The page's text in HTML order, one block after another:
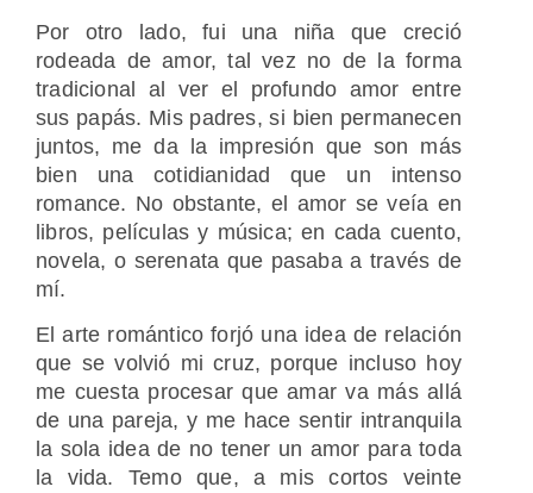
Por otro lado, fui una niña que creció
rodeada de amor, tal vez no de la forma
tradicional al ver el profundo amor entre
sus papás. Mis padres, si bien permanecen
juntos, me da la impresión que son más
bien una cotidianidad que un intenso
romance. No obstante, el amor se veía en
libros, películas y música; en cada cuento,
novela, o serenata que pasaba a través de
mí.
El arte romántico forjó una idea de relación
que se volvió mi cruz, porque incluso hoy
me cuesta procesar que amar va más allá
de una pareja, y me hace sentir intranquila
la sola idea de no tener un amor para toda
la vida. Temo que, a mis cortos veinte